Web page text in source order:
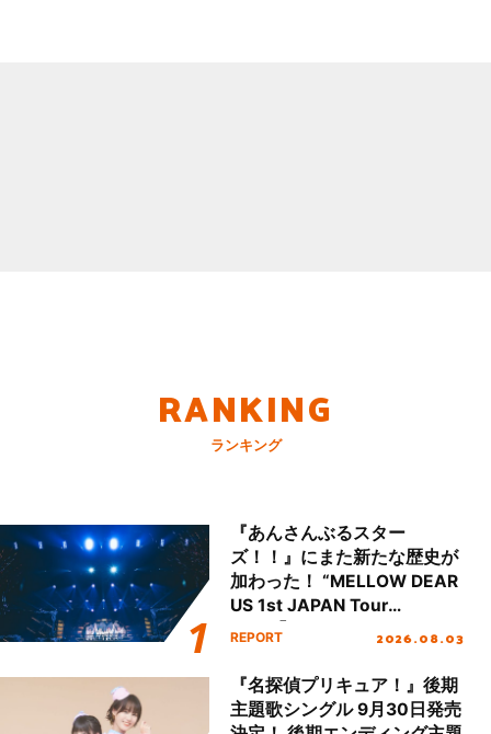
RANKING
ランキング
『あんさんぶるスター
ズ！！』にまた新たな歴史が
加わった！ “MELLOW DEAR
US 1st JAPAN Tour
Final「NICE to meet YOU
ート!!
REPORT 2026.08.03
『名探偵プリキュア！』後期
主題歌シングル 9月30日発売